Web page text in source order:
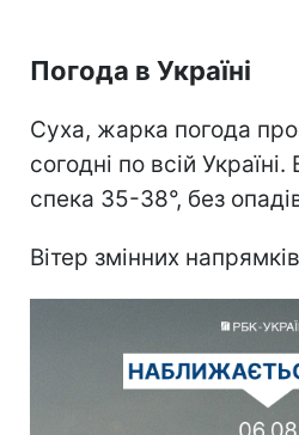
Погода в Україні
Суха, жарка погода
согодні по всій
спека 35-38°, без
Вітер змінних